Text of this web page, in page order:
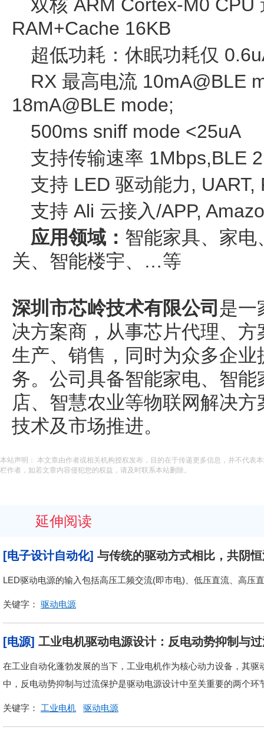
双核 ARM Cortex-M0 CPU
RAM+Cache 16KB
超低功耗：休眠功耗仅
RX 最高电流 10mA@BLE
18mA@BLE mode;
500ms sniff mode <25uA
支持传输速率 1Mbps,BLE
支持 LED 驱动能力, UART,
支持 Ali 云接入/APP,
应用领域： 智能家具、家
关、智能楼宇、…等
深圳市芯岭技术有限公司 是一
决方案商，从事芯片代理、
生产、销售，同时为众多企
务。公司具备智能家电、智
店、智慧农业等物联网解决
技术及市场推进。
本站声明： 本文章由作者或相关机构授权发布，目的在于传递更多信息，并不代表
栏作者，如若文章内容侵犯您的权益，请及时联系本站删除。
延伸阅读
[电子设计自动化] 与传统的驱动方式相比，共阴
LED驱动电源的输入包括高压工频交流(即市电)、低压直流、高压
关键字： 驱动电源
[电源] 工业电机驱动电源设计：反电动势抑制与
在工业自动化蓬勃发展的当下，工业电机作为核心动力设备，其
中，反电动势抑制与过流保护是驱动电源设计中至关重要的两个
关键字： 工业电机 驱动电源